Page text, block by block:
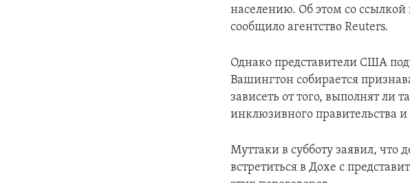
населению. Об этом со
сообщило агентство Reuters.
Однако представители США
Вашингтон собирается
зависеть от того, выполнят ли
инклюзивного правительства
Муттаки в субботу заявил, что
встретиться в Дохе с